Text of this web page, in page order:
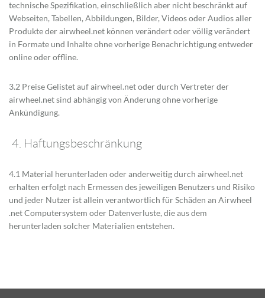
technische Spezifikation, einschließlich aber nicht beschränkt auf
Webseiten, Tabellen, Abbildungen, Bilder, Videos oder Audios aller
Produkte der airwheel.net können verändert oder völlig verändert
in Formate und Inhalte ohne vorherige Benachrichtigung entweder
online oder offline.
3.2 Preise Gelistet auf airwheel.net oder durch Vertreter der
airwheel.net sind abhängig von Änderung ohne vorherige
Ankündigung.
4. Haftungsbeschränkung
4.1 Material herunterladen oder anderweitig durch airwheel.net
erhalten erfolgt nach Ermessen des jeweiligen Benutzers und Risiko
und jeder Nutzer ist allein verantwortlich für Schäden an Airwheel
.net Computersystem oder Datenverluste, die aus dem
herunterladen solcher Materialien entstehen.